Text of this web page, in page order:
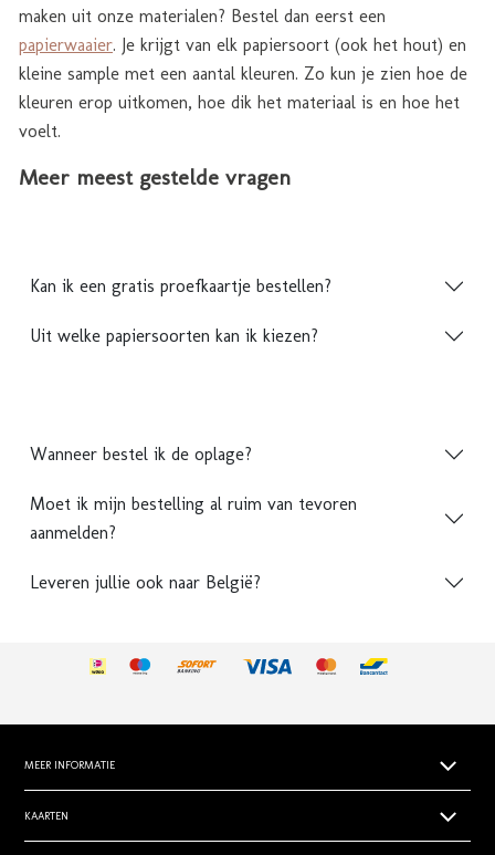
maken uit onze materialen? Bestel dan eerst een
papierwaaier. Je krijgt van elk papiersoort (ook het hout) en
kleine sample met een aantal kleuren. Zo kun je zien hoe de
kleuren erop uitkomen, hoe dik het materiaal is en hoe het
voelt.
Meer meest gestelde vragen
Kan ik een gratis proefkaartje bestellen?
Uit welke papiersoorten kan ik kiezen?
Wanneer bestel ik de oplage?
Moet ik mijn bestelling al ruim van tevoren
aanmelden?
Leveren jullie ook naar België?
MEER INFORMATIE
Papiersoorten
Levertijden
KAARTEN